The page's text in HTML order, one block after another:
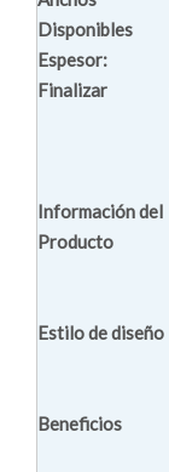
Disponibles
Espesor:
Finalizar
Información del
Producto
Estilo de diseño
Beneficios